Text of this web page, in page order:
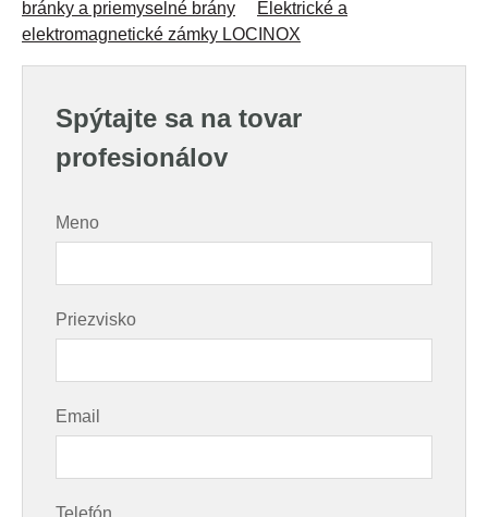
bránky a priemyselné brány
Elektrické a
elektromagnetické zámky LOCINOX
Spýtajte sa na tovar
profesionálov
Meno
Priezvisko
Email